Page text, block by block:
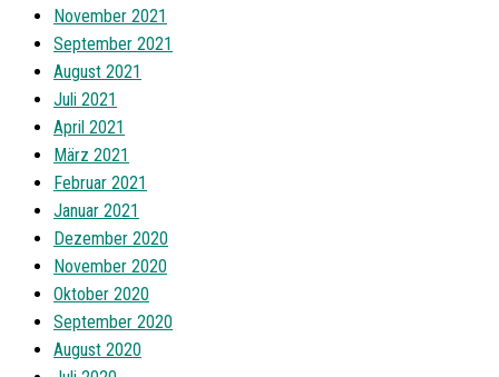
November 2021
September 2021
August 2021
Juli 2021
April 2021
März 2021
Februar 2021
Januar 2021
Dezember 2020
November 2020
Oktober 2020
September 2020
August 2020